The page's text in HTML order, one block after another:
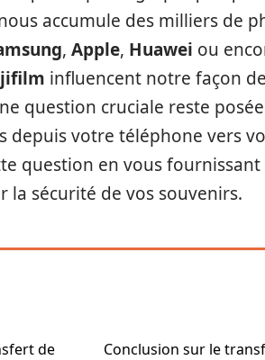
accumule des milliers de
, Apple, Huawei ou
influencent notre façon
question cruciale reste
depuis votre téléphone vers
question en vous
la sécurité de vos souvenirs.
de
Conclusion sur le